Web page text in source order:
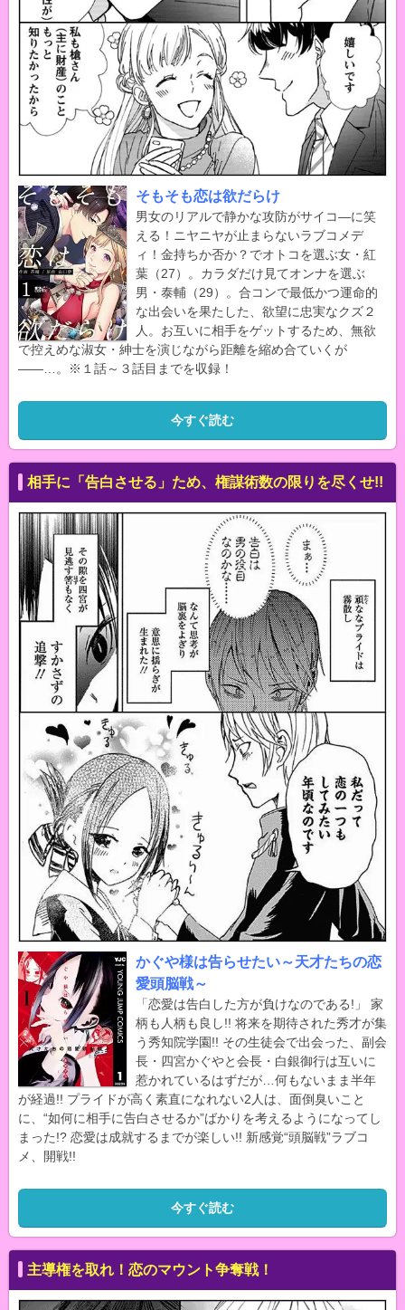
そもそも恋は欲だらけ
男女のリアルで静かな攻防がサイコ―に笑
える！ニヤニヤが止まらないラブコメデ
ィ！金持ちか否か？でオトコを選ぶ女・紅
葉（27）。カラダだけ見てオンナを選ぶ
男・泰輔（29）。合コンで最低かつ運命的
な出会いを果たした、欲望に忠実なクズ２
人。お互いに相手をゲットするため、無欲
で控えめな淑女・紳士を演じながら距離を縮め合ていくが
――…。※１話～３話目までを収録！
今すぐ読む
相手に「告白させる」ため、権謀術数の限りを尽くせ!!
かぐや様は告らせたい～天才たちの恋
愛頭脳戦～
「恋愛は告白した方が負けなのである!」 家
柄も人柄も良し!! 将来を期待された秀才が集
う秀知院学園!! その生徒会で出会った、副会
長・四宮かぐやと会長・白銀御行は互いに
惹かれているはずだが…何もないまま半年
が経過!! プライドが高く素直になれない2人は、面倒臭いこと
に、“如何に相手に告白させるか”ばかりを考えるようになってし
まった!? 恋愛は成就するまでが楽しい!! 新感覚“頭脳戦”ラブコ
メ、開戦!!
今すぐ読む
主導権を取れ！恋のマウント争奪戦！